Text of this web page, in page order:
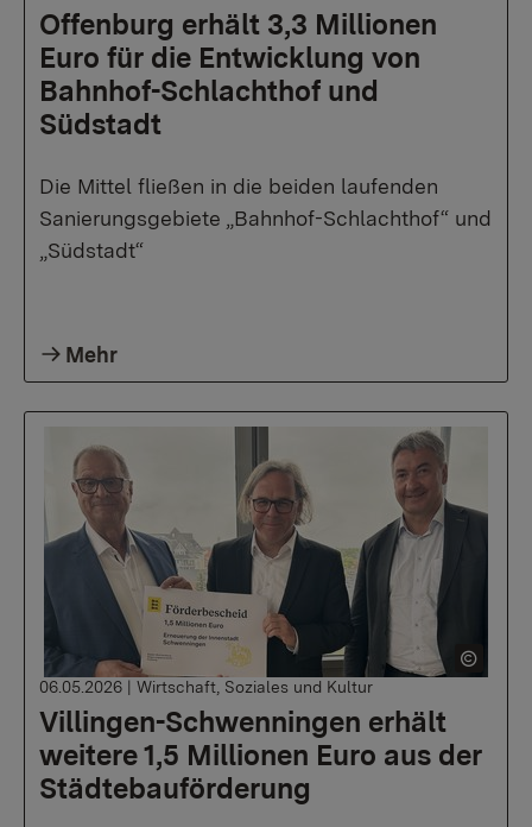
Offenburg erhält 3,3 Millionen
Euro für die Entwicklung von
Bahnhof-Schlachthof und
Südstadt
Die Mittel fließen in die beiden laufenden
Sanierungsgebiete „Bahnhof-Schlachthof“ und
„Südstadt“
Mehr
Villingen-Schwenningen erhält
weitere 1,5 Millionen Euro aus der
Städtebauförderung
06.05.2026 | Wirtschaft, Soziales und Kultur